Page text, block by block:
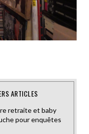
ARTICLES
retraite et baby
pour enquêtes